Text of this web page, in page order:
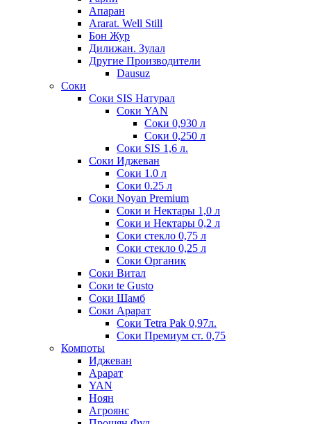
Апаран
Ararat. Well Still
Бон Жур
Дилижан. Зулал
Другие Производители
Dausuz
Соки
Соки SIS Натурал
Соки YAN
Соки 0,930 л
Соки 0,250 л
Соки SIS 1,6 л.
Соки Иджеван
Соки 1.0 л
Соки 0.25 л
Соки Noyan Premium
Соки и Нектары 1,0 л
Соки и Нектары 0,2 л
Соки стекло 0,75 л
Соки стекло 0,25 л
Соки Органик
Соки Витал
Соки te Gusto
Соки Шамб
Соки Арарат
Соки Tetra Pak 0,97л.
Соки Премиум ст. 0,75
Компоты
Иджеван
Арарат
YAN
Ноян
Агроянс